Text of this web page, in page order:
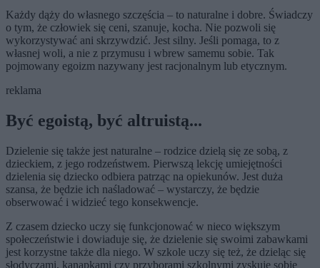
Każdy dąży do własnego szczęścia – to naturalne i dobre. Świadczy
o tym, że człowiek się ceni, szanuje, kocha. Nie pozwoli się
wykorzystywać ani skrzywdzić. Jest silny. Jeśli pomaga, to z
własnej woli, a nie z przymusu i wbrew samemu sobie. Tak
pojmowany egoizm nazywany jest racjonalnym lub etycznym.
reklama
Być egoistą, być altruistą...
Dzielenie się także jest naturalne – rodzice dzielą się ze sobą, z
dzieckiem, z jego rodzeństwem. Pierwszą lekcję umiejętności
dzielenia się dziecko odbiera patrząc na opiekunów. Jest duża
szansa, że będzie ich naśladować – wystarczy, że będzie
obserwować i widzieć tego konsekwencje.
Z czasem dziecko uczy się funkcjonować w nieco większym
społeczeństwie i dowiaduje się, że dzielenie się swoimi zabawkami
jest korzystne także dla niego. W szkole uczy się też, że dzieląc się
słodyczami, kanapkami czy przyborami szkolnymi zyskuje sobie